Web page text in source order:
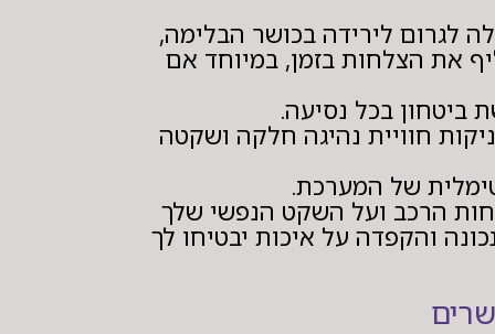
לגרום לירידה בכושר הבלימה,
את הצלחות בזמן, במיוחד אם
ביטחון בכל נסיעה.
חוויית נהיגה חלקה ושקטה
של המערכת.
הרכב ועל השקט הנפשי שלך
והקפדה על איכות יבטיחו לך